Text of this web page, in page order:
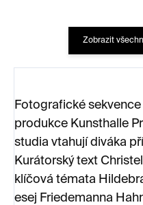
Zobrazit
Fotografické
produkce Kunsthalle
studia vtahují diváka
Kurátorský text
klíčová témata
esej Friedemanna